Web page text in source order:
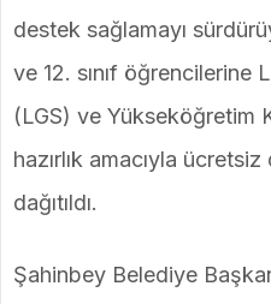
destek sağlamayı
ve 12. sınıf öğrencilerine
(LGS) ve Yükseköğretim
hazırlık amacıyla ücretsiz
dağıtıldı.
Şahinbey Belediye